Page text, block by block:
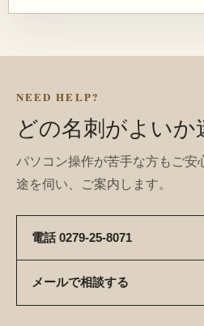
NEED HELP?
どの名刺がよいか
パソコン操作が苦手な方もご安
途を伺い、ご案内します。
電話 0279-25-8071
メールで相談する